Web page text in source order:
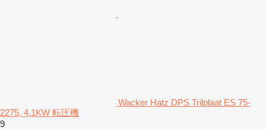
Wacker Hatz DPS Trilplaat ES 75-
2275, 4,1KW 転圧機
9